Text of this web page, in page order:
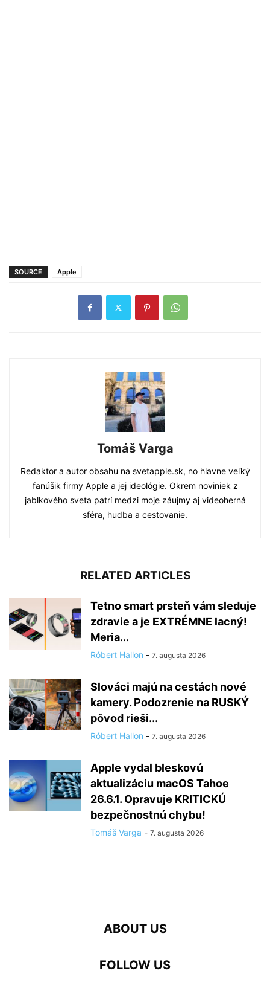
SOURCE Apple
Tomáš Varga
Redaktor a autor obsahu na svetapple.sk, no hlavne veľký
fanúšik firmy Apple a jej ideológie. Okrem noviniek z
jablkového sveta patrí medzi moje záujmy aj videoherná
sféra, hudba a cestovanie.
RELATED ARTICLES
Tetno smart prsteň vám sleduje
zdravie a je EXTRÉMNE lacný!
Meria...
Róbert Hallon - 7. augusta 2026
Slováci majú na cestách nové
kamery. Podozrenie na RUSKÝ
pôvod rieši...
Róbert Hallon - 7. augusta 2026
Apple vydal bleskovú
aktualizáciu macOS Tahoe
26.6.1. Opravuje KRITICKÚ
bezpečnostnú chybu!
Tomáš Varga - 7. augusta 2026
ABOUT US
FOLLOW US